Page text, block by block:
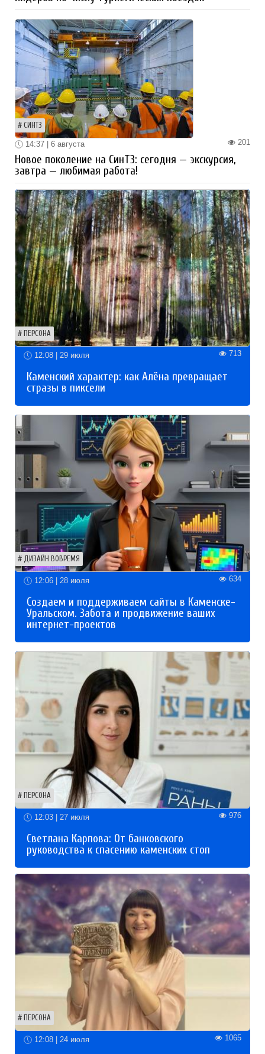
СИНТЗ
201
14:37 | 6 августа
Новое поколение на СинТЗ: сегодня — экскурсия,
завтра — любимая работа!
ПЕРСОНА
12:08 | 29 июля 713
Каменский характер: как Алёна превращает
стразы в пиксели
ДИЗАЙН ВОВРЕМЯ
12:06 | 28 июля 634
Создаем и поддерживаем сайты в Каменске-
Уральском. Забота и продвижение ваших
интернет-проектов
ПЕРСОНА
12:03 | 27 июля 976
Светлана Карпова: От банковского
руководства к спасению каменских стоп
ПЕРСОНА
12:08 | 24 июля 1065